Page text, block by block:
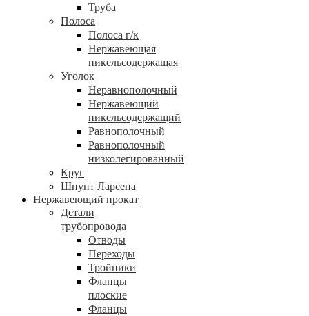
Труба
Полоса
Полоса г/к
Нержавеющая
никельсодержащая
Уголок
Неравнополочный
Нержавеющий
никельсодержащий
Равнополочный
Равнополочный
низколегированный
Круг
Шпунт Ларсена
Нержавеющий прокат
Детали
трубопровода
Отводы
Переходы
Тройники
Фланцы
плоские
Фланцы